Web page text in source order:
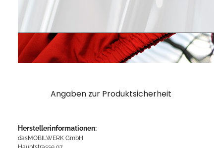
Angaben zur Produktsicherheit
Herstellerinformationen:
dasMOBILWERK GmbH